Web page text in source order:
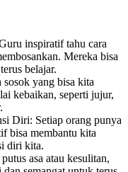
inspiratif tahu cara
Mereka bisa
belajar.
yang bisa kita
kebaikan, seperti jujur,
Diri: Setiap orang punya
bisa membantu kita
diri kita.
asa atau kesulitan,